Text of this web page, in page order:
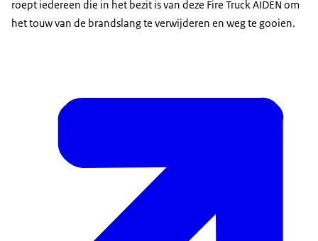
roept iedereen die in het bezit is van deze Fire Truck AIDEN om
het touw van de brandslang te verwijderen en weg te gooien.